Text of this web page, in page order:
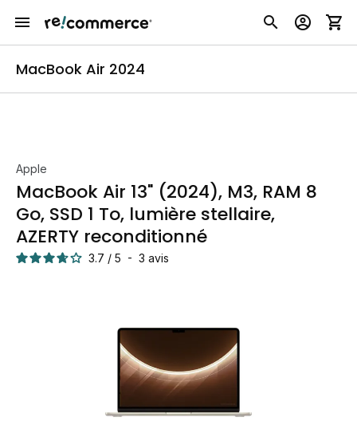
MacBook Air 2024
Apple
MacBook Air 13" (2024), M3, RAM 8
Go, SSD 1 To, lumière stellaire,
AZERTY reconditionné
3.7 / 5 - 3 avis